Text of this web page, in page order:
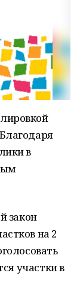
в
закон
на 2
участки в